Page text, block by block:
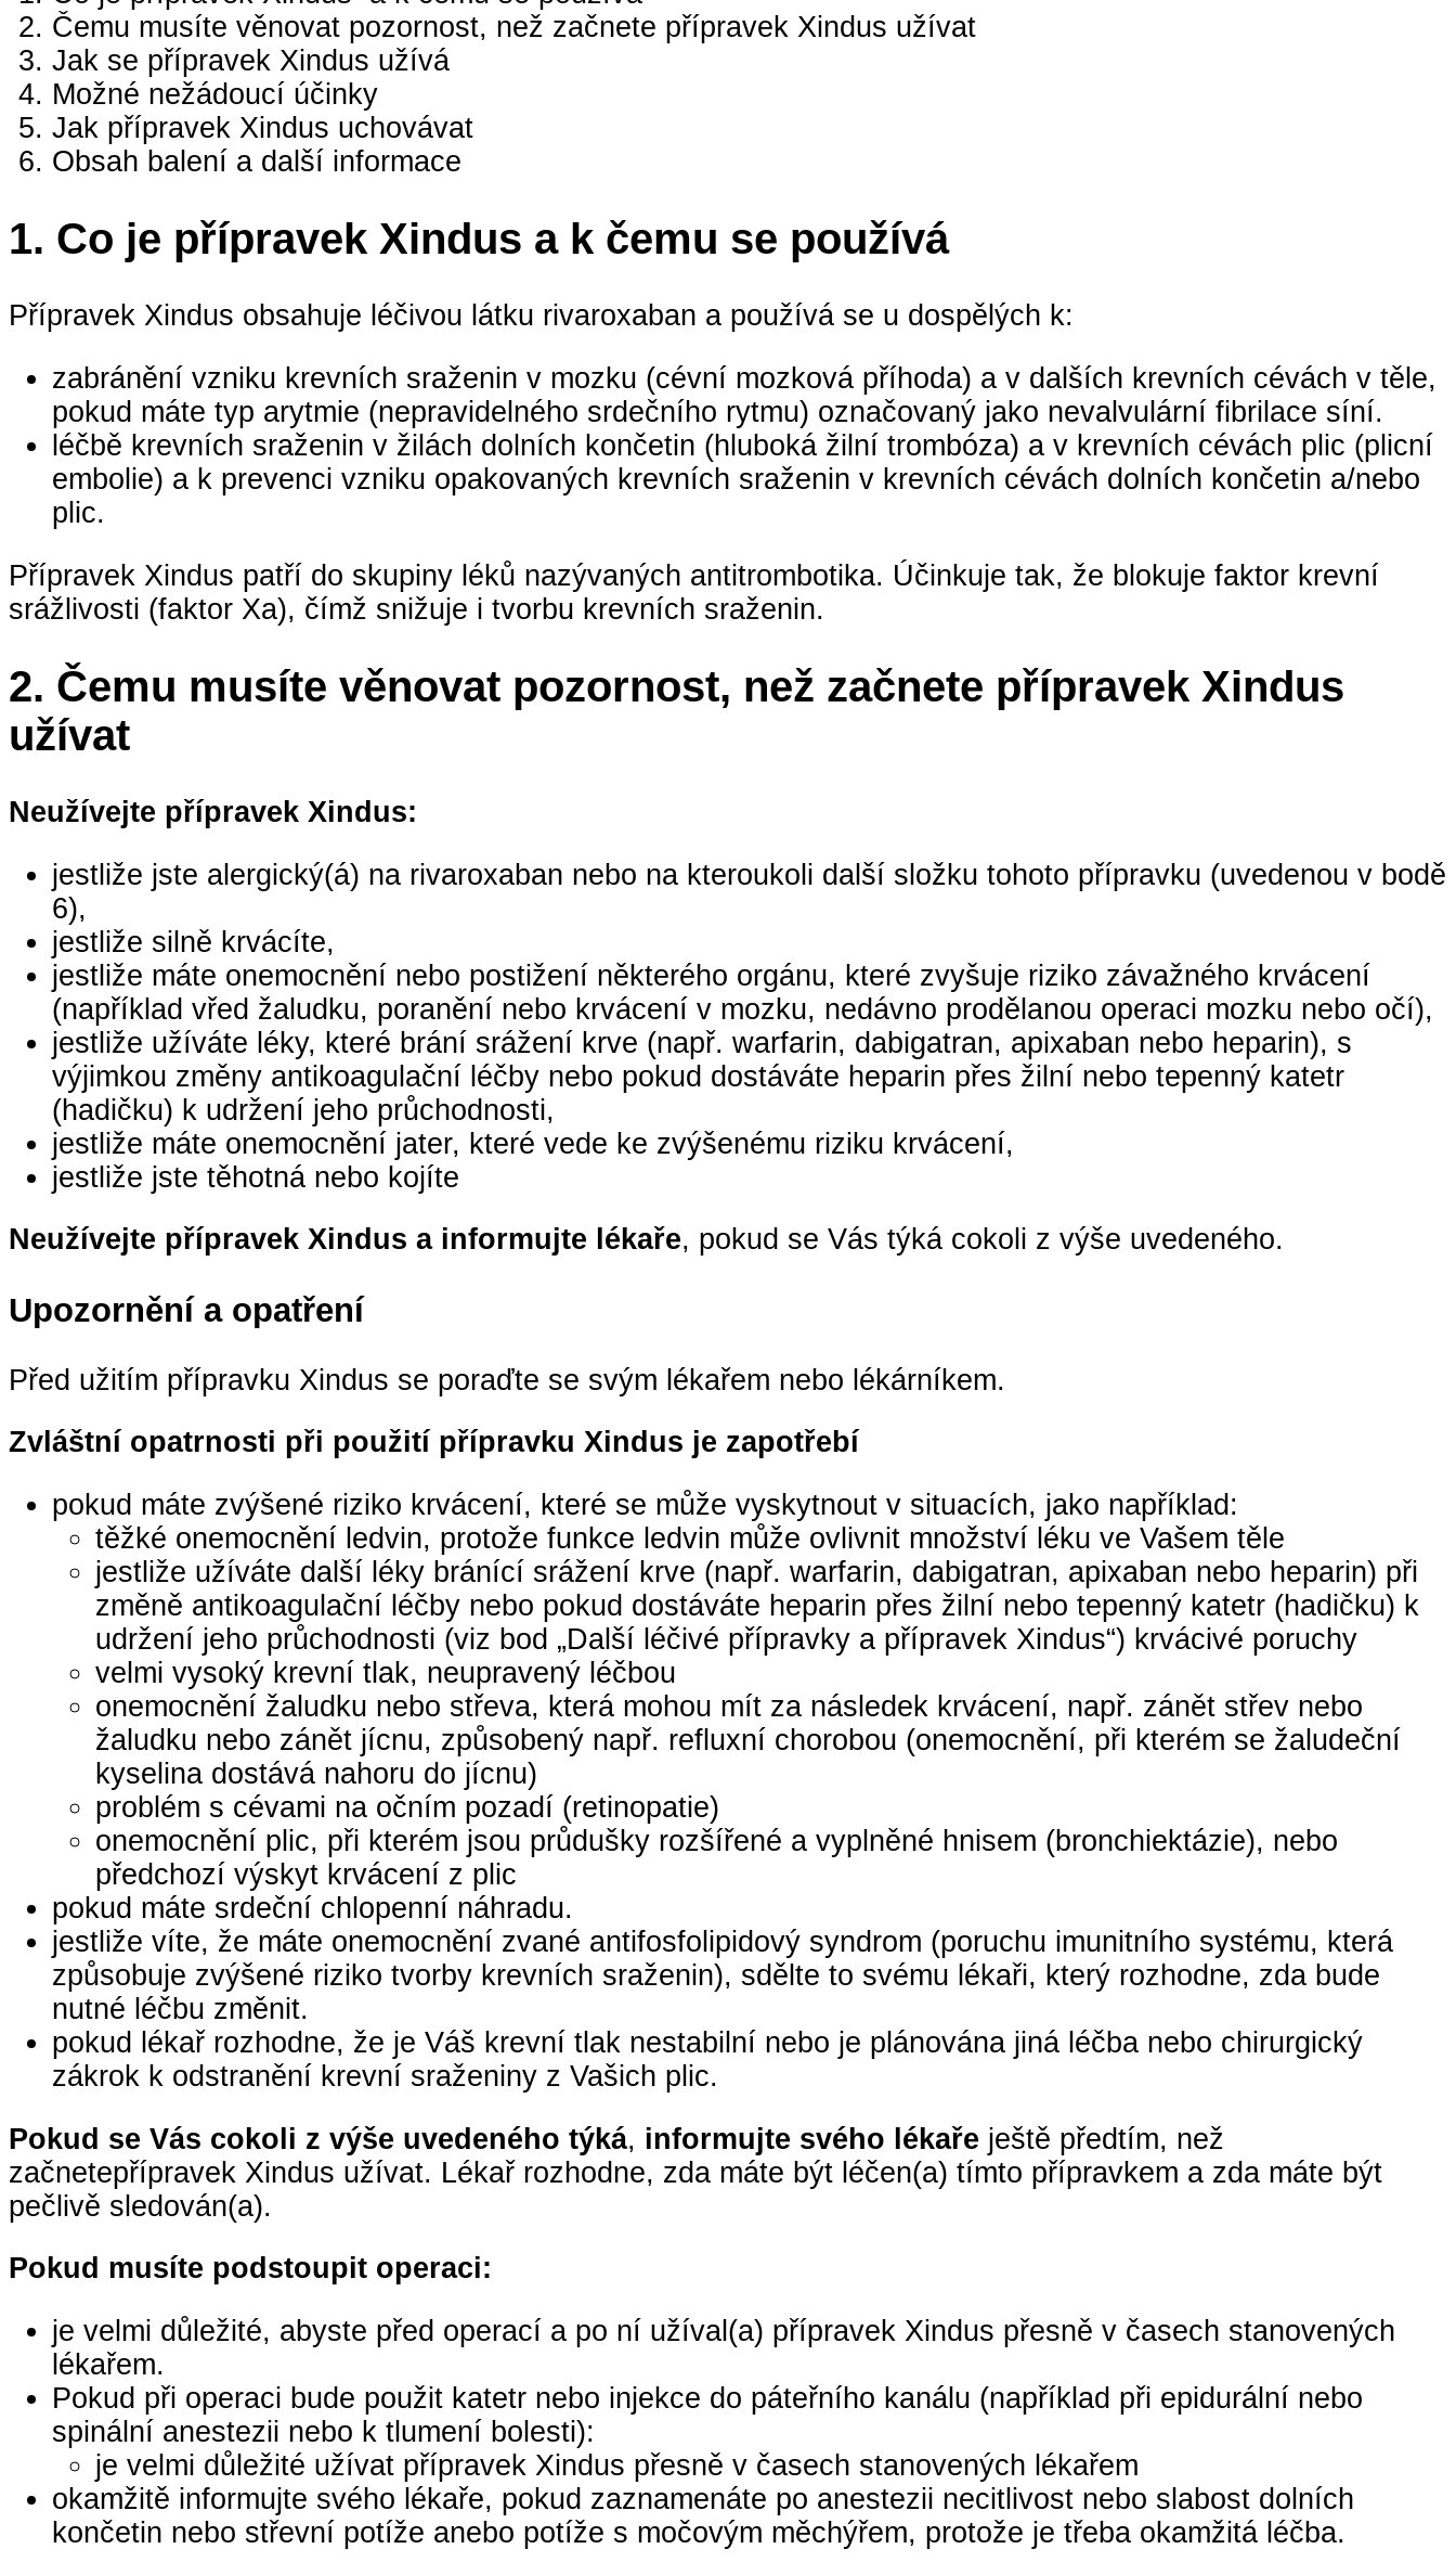
Čemu musíte věnovat pozornost, než začnete přípravek Xindus užívat
Jak se přípravek Xindus užívá
Možné nežádoucí účinky
Jak přípravek Xindus uchovávat
Obsah balení a další informace
1. Co je přípravek Xindus a k čemu se používá
Přípravek Xindus obsahuje léčivou látku rivaroxaban a používá se u dospělých k:
zabránění vzniku krevních sraženin v mozku (cévní mozková příhoda) a v dalších krevních cévách v těle,
pokud máte typ arytmie (nepravidelného srdečního rytmu) označovaný jako nevalvulární fibrilace síní.
léčbě krevních sraženin v žilách dolních končetin (hluboká žilní trombóza) a v krevních cévách plic (plicní
embolie) a k prevenci vzniku opakovaných krevních sraženin v krevních cévách dolních končetin a/nebo
plic.
Přípravek Xindus patří do skupiny léků nazývaných antitrombotika. Účinkuje tak, že blokuje faktor krevní
srážlivosti (faktor Xa), čímž snižuje i tvorbu krevních sraženin.
2. Čemu musíte věnovat pozornost, než začnete přípravek Xindus
užívat
Neužívejte přípravek Xindus:
jestliže jste alergický(á) na rivaroxaban nebo na kteroukoli další složku tohoto přípravku (uvedenou v bodě
6),
jestliže silně krvácíte,
jestliže máte onemocnění nebo postižení některého orgánu, které zvyšuje riziko závažného krvácení
(například vřed žaludku, poranění nebo krvácení v mozku, nedávno prodělanou operaci mozku nebo očí),
jestliže užíváte léky, které brání srážení krve (např. warfarin, dabigatran, apixaban nebo heparin), s
výjimkou změny antikoagulační léčby nebo pokud dostáváte heparin přes žilní nebo tepenný katetr
(hadičku) k udržení jeho průchodnosti,
jestliže máte onemocnění jater, které vede ke zvýšenému riziku krvácení,
jestliže jste těhotná nebo kojíte
Neužívejte přípravek Xindus a informujte lékaře, pokud se Vás týká cokoli z výše uvedeného.
Upozornění a opatření
Před užitím přípravku Xindus se poraďte se svým lékařem nebo lékárníkem.
Zvláštní opatrnosti při použití přípravku Xindus je zapotřebí
pokud máte zvýšené riziko krvácení, které se může vyskytnout v situacích, jako například:
těžké onemocnění ledvin, protože funkce ledvin může ovlivnit množství léku ve Vašem těle
jestliže užíváte další léky bránící srážení krve (např. warfarin, dabigatran, apixaban nebo heparin) při
změně antikoagulační léčby nebo pokud dostáváte heparin přes žilní nebo tepenný katetr (hadičku) k
udržení jeho průchodnosti (viz bod „Další léčivé přípravky a přípravek Xindus“) krvácivé poruchy
velmi vysoký krevní tlak, neupravený léčbou
onemocnění žaludku nebo střeva, která mohou mít za následek krvácení, např. zánět střev nebo
žaludku nebo zánět jícnu, způsobený např. refluxní chorobou (onemocnění, při kterém se žaludeční
kyselina dostává nahoru do jícnu)
problém s cévami na očním pozadí (retinopatie)
onemocnění plic, při kterém jsou průdušky rozšířené a vyplněné hnisem (bronchiektázie), nebo
předchozí výskyt krvácení z plic
pokud máte srdeční chlopenní náhradu.
jestliže víte, že máte onemocnění zvané antifosfolipidový syndrom (poruchu imunitního systému, která
způsobuje zvýšené riziko tvorby krevních sraženin), sdělte to svému lékaři, který rozhodne, zda bude
nutné léčbu změnit.
pokud lékař rozhodne, že je Váš krevní tlak nestabilní nebo je plánována jiná léčba nebo chirurgický
zákrok k odstranění krevní sraženiny z Vašich plic.
Pokud se Vás cokoli z výše uvedeného týká, informujte svého lékaře ještě předtím, než
začnetepřípravek Xindus užívat. Lékař rozhodne, zda máte být léčen(a) tímto přípravkem a zda máte být
pečlivě sledován(a).
Pokud musíte podstoupit operaci:
je velmi důležité, abyste před operací a po ní užíval(a) přípravek Xindus přesně v časech stanovených
lékařem.
Pokud při operaci bude použit katetr nebo injekce do páteřního kanálu (například při epidurální nebo
spinální anestezii nebo k tlumení bolesti):
je velmi důležité užívat přípravek Xindus přesně v časech stanovených lékařem
okamžitě informujte svého lékaře, pokud zaznamenáte po anestezii necitlivost nebo slabost dolních
končetin nebo střevní potíže anebo potíže s močovým měchýřem, protože je třeba okamžitá léčba.